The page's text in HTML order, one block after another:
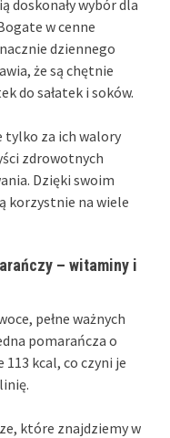
doskonały wybór dla
w cenne
dziennego
że są chętnie
do sałatek i soków.
tylko za ich walory
zdrowotnych
Dzięki swoim
korzystnie na wiele
– witaminy i
pełne ważnych
pomarańcza o
113 kcal, co czyni je
które znajdziemy w